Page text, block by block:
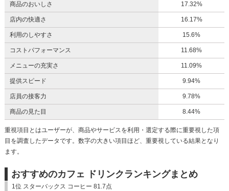
商品のおいしさ 17.32%
店内の快適さ 16.17%
利用のしやすさ 15.6%
コストパフォーマンス 11.68%
メニューの充実さ 11.09%
提供スピード 9.94%
店員の接客力 9.78%
商品の見た目 8.44%
重視項目とはユーザーが、商品やサービスを利用・選定する際に重要視した項
目を調査したデータです。数字の大きい項目ほど、重要視している結果となり
ます。
おすすめのカフェ ドリンクランキングまとめ
1位 スターバックス コーヒー 81.7点